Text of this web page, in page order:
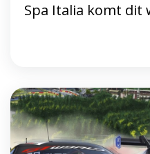
Spa Italia komt dit